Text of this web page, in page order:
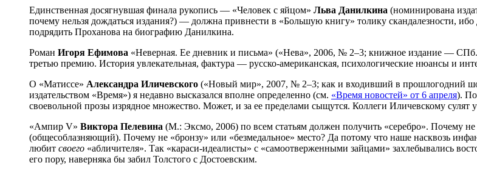
Единственная досягнувшая финала рукопись — «Человек с яйцом» Льва Данилкина (номинирована
почему нельзя дождаться издания?) — должна привнести в «Большую книгу» толику скандалезности,
подрядить Проханова на биографию Данилкина.
Роман Игоря Ефимова «Неверная. Ее дневник и письма» («Нева», 2006, № 2–3; книжное издание —
третью премию. История увлекательная, фактура — русско-американская, психологические нюансы и
О «Матиссе» Александра Иличевского («Новый мир», 2007, № 2–3; как и входивший в прошлогодний
издательством «Время») я недавно высказался вполне определенно (см. «Время новостей» от 6 апреля).
своевольной прозы изрядное множество. Может, и за ее пределами сыщутся. Коллеги Иличевскому сулят
«Ампир V» Виктора Пелевина (М.: Эксмо, 2006) по всем статьям должен получить «серебро». Почему
(общесоблазняющий). Почему не «бронзу» или «безмедальное» место? Да потому что наше насквозь
любит своего «абличителя». Так «караси-идеалисты» с «самоотверженными зайцами» захлебывались
его пору, наверняка бы забил Толстого с Достоевским.